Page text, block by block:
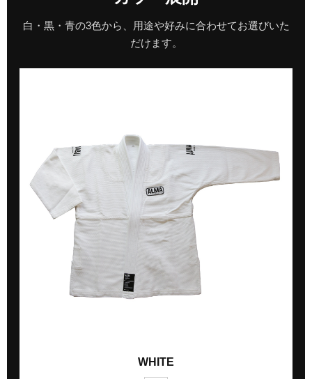
白・黒・青の3色から、用途や好みに合わせてお選びいた
だけます。
WHITE